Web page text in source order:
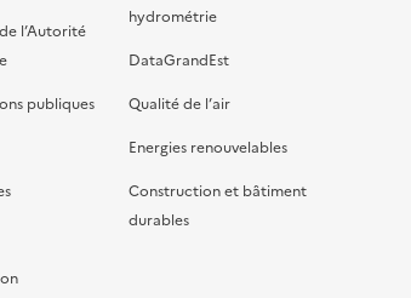
l’Autorité
publiques
hydrométrie
DataGrandEst
Qualité de l’air
Energies renouvelables
Construction et bâtiment
durables